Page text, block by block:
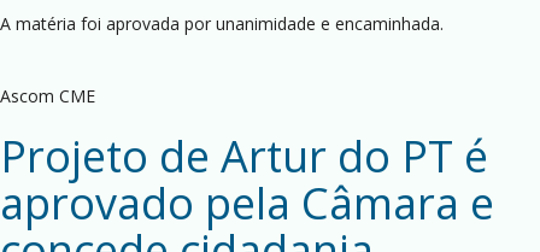
A matéria foi aprovada por unanimidade e encaminhada.
Ascom CME
Projeto de Artur do PT é
aprovado pela Câmara e